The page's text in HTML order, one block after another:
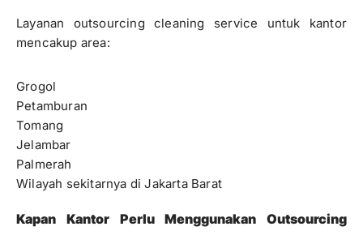
Layanan outsourcing cleaning service untuk kantor
mencakup area:
Grogol
Petamburan
Tomang
Jelambar
Palmerah
Wilayah sekitarnya di Jakarta Barat
Kapan Kantor Perlu Menggunakan Outsourcing